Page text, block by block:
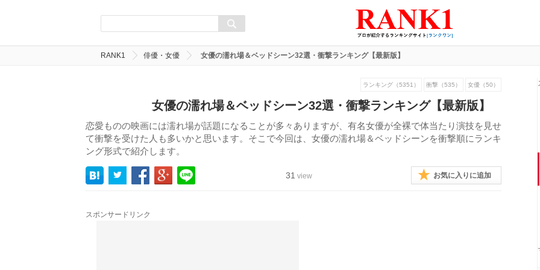
RANK1 俳優・女優 女優の濡れ場＆ベッドシーン32選・衝撃ランキング【最新版】
ランキング（5351） 衝撃（535） 女優（50）
女優の濡れ場＆ベッドシーン32選・衝撃ランキング【最新版】
恋愛ものの映画には濡れ場が話題になることが多々ありますが、有名女優が全裸で体当たり演技を見せ
て衝撃を受けた人も多いかと思います。そこで今回は、女優の濡れ場＆ベッドシーンを衝撃順にランキ
ング形式で紹介します。
31 view お気に入りに追加
スポンサードリンク